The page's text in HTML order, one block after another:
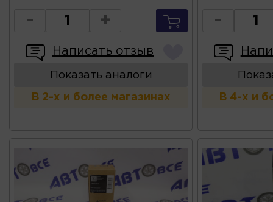
- +
Написать отзыв
Показать аналоги
В 2-х и более магазинах
-
В 4-х и